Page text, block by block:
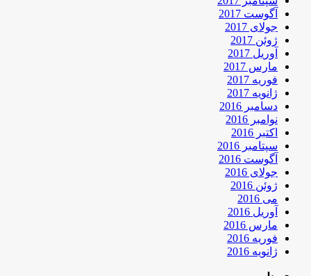
آگوست 2017
جولای 2017
ژوئن 2017
آوریل 2017
مارس 2017
فوریه 2017
ژانویه 2017
دسامبر 2016
نوامبر 2016
اکتبر 2016
سپتامبر 2016
آگوست 2016
جولای 2016
ژوئن 2016
می 2016
آوریل 2016
مارس 2016
فوریه 2016
ژانویه 2016